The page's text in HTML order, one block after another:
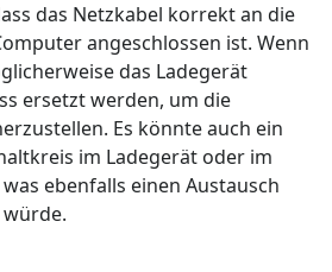
das Netzkabel korrekt an die
angeschlossen ist. Wenn
das Ladegerät
ersetzt werden, um die
Es könnte auch ein
im Ladegerät oder im
ebenfalls einen Austausch